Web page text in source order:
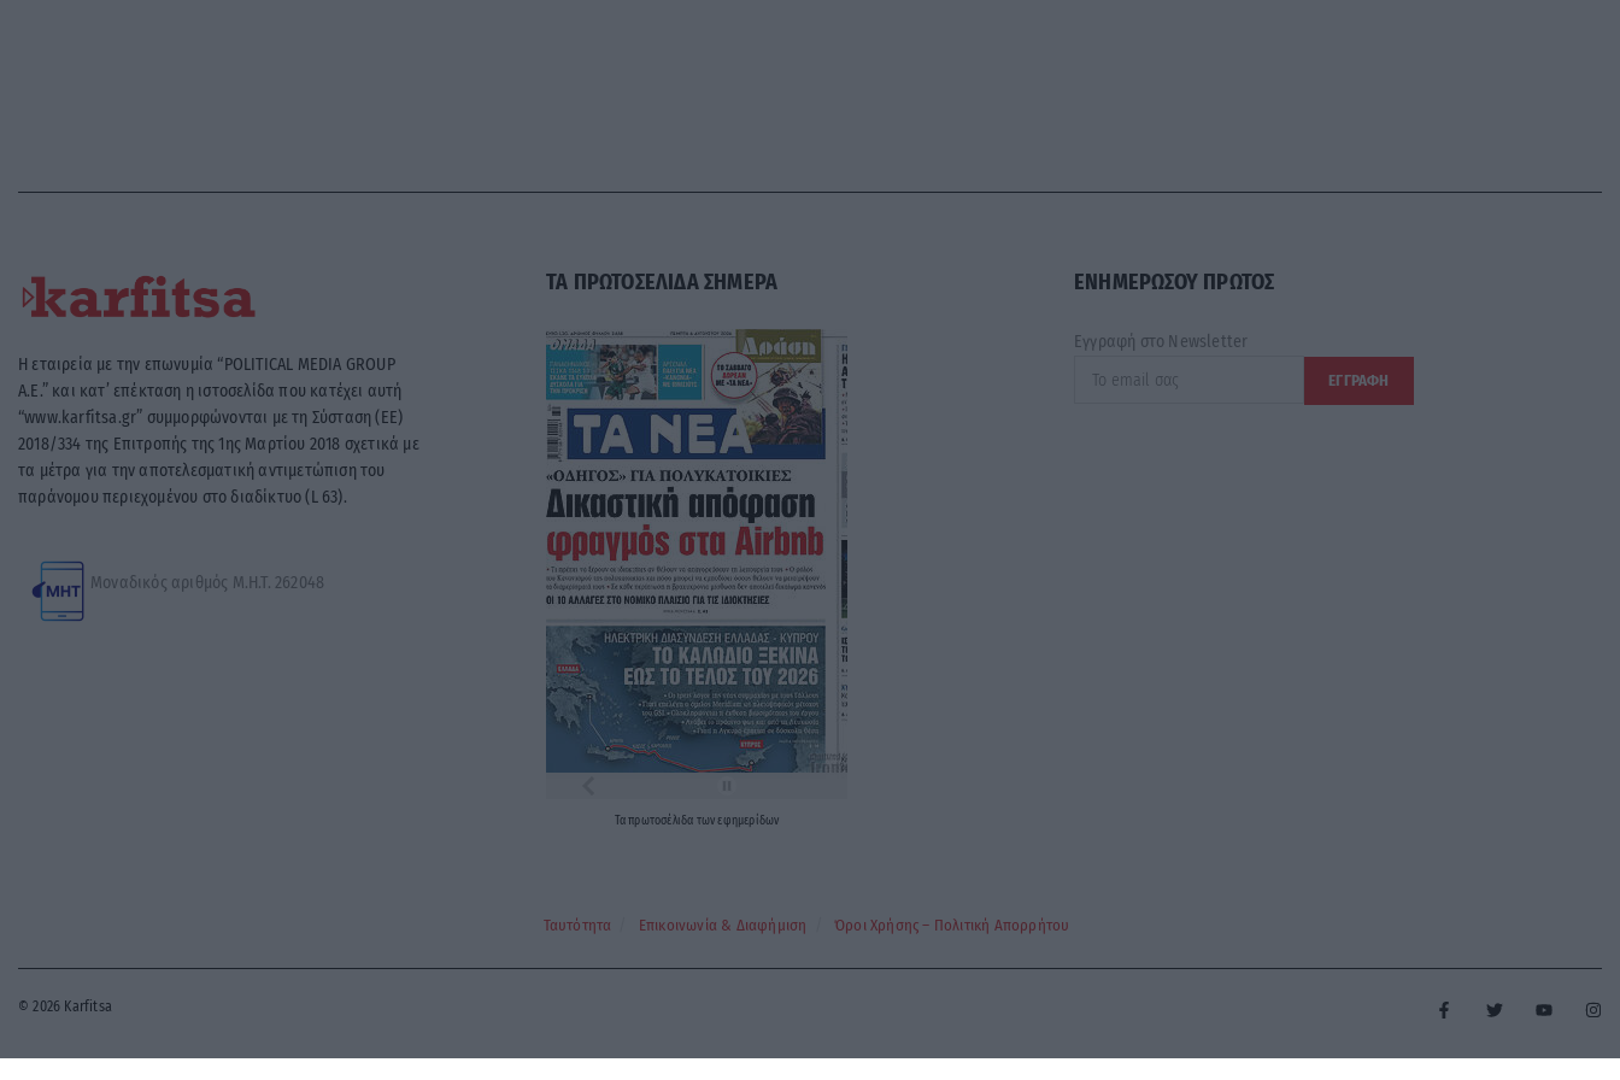
Η εταιρεία με την επωνυμία “POLITICAL MEDIA GROUP
A.E.” και κατ’ επέκταση η ιστοσελίδα που κατέχει αυτή
“www.karfitsa.gr” συμμορφώνονται με τη Σύσταση (ΕΕ)
2018/334 της Επιτροπής της 1ης Μαρτίου 2018 σχετικά με
τα μέτρα για την αποτελεσματική αντιμετώπιση του
παράνομου περιεχομένου στο διαδίκτυο (L 63).
Μοναδικός αριθμός Μ.Η.Τ. 262048
ΤΑ ΠΡΩΤΟΣΕΛΙΔΑ ΣΗΜΕΡΑ
Ταπρωτοσέλιδα τωνεφημερίδων
ΕΝΗΜΕΡΩΣΟΥ ΠΡΩΤΟΣ
Εγγραφή στο Newsletter
Ταυτότητα Επικοινωνία & Διαφήμιση Όροι Χρήσης – Πολιτική Απορρήτου
© 2026 Karfitsa